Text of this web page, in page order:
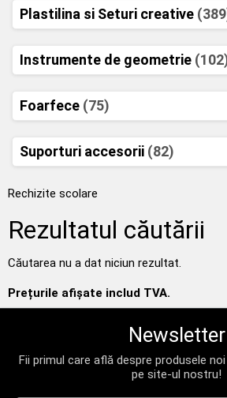
Plastilina si Seturi creative
Instrumente de geometrie
Foarfece (75)
Suporturi accesorii (82)
Rechizite scolare
Rezultatul căutării
Căutarea nu a dat niciun rezultat.
Prețurile afișate includ TVA.
Newsletter
Fii primul care află despre produsele
pe site-ul nostru!